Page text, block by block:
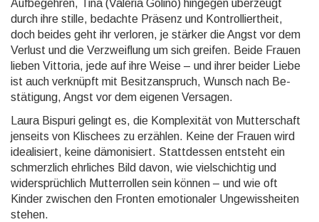
Auf­be­gehren, Tina (Valeria Golino) hingegen überzeugt
durch ihre stille, bedachte Präsenz und Kontrol­liertheit,
doch beides geht ihr verloren, je stärker die Angst vor dem
Verlust und die Verzweif­lung um sich greifen. Beide Frauen
lieben Vittoria, jede auf ihre Weise – und ihrer beider Liebe
ist auch verknüpft mit Besitz­an­spruch, Wunsch nach Be­
stäti­gung, Angst vor dem eige­nen Versagen.
Laura Bispuri gelingt es, die Kom­plexi­tät von Mutter­schaft
jenseits von Klischees zu erzählen. Keine der Frauen wird
idea­lisiert, keine dämo­nisiert. Statt­dessen entsteht ein
schmerz­lich ehrliches Bild davon, wie viel­schichtig und
wider­sprüch­lich Mutter­rollen sein können – und wie oft
Kinder zwischen den Fronten emotio­naler Unge­wiss­heiten
stehen.